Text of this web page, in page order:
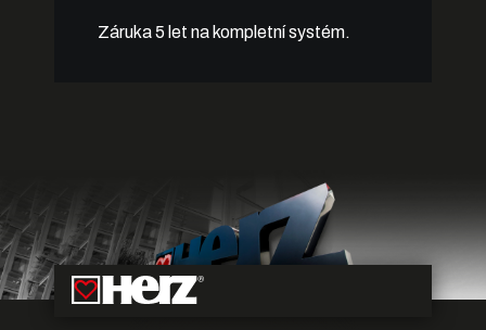
Záruka 5 let na kompletní systém.